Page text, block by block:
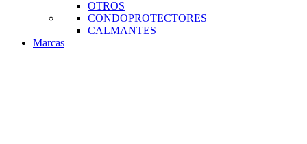
OTROS
CONDOPROTECTORES
CALMANTES
Marcas